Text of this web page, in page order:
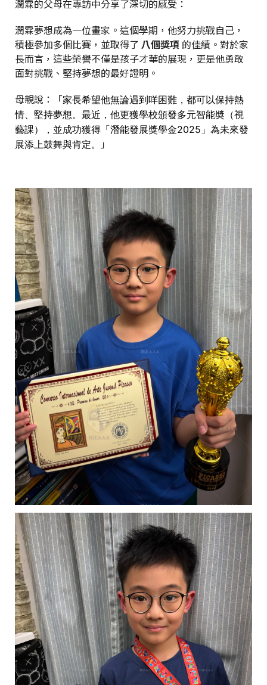
潤霖的父母在專訪中分享了深切的感受：
潤霖夢想成為一位畫家。這個學期，他努力挑戰自己，
積極參加多個比賽，並取得了 八個獎項 的佳績。對於家
長而言，這些榮譽不僅是孩子才華的展現，更是他勇敢
面對挑戰、堅持夢想的最好證明。
母親說：「家長希望他無論遇到咩困難， 都可以保持熱
情、堅持夢想。最近，他更獲學校頒發多元智能奬（視
藝課），並成功獲得「潛能發展獎學金2025」 為未來發
展添上鼓舞與肯定。 」